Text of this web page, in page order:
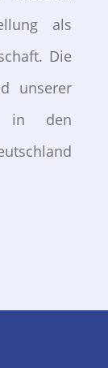
als
Die
unserer
in den